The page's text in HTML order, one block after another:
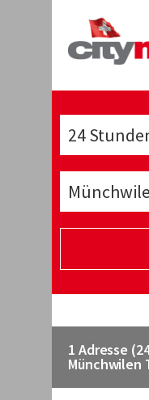
1 Adresse
Münchwilen